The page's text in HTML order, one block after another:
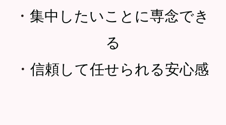
・ 集中したいことに専念でき
る
・ 信頼して任せられる安心感